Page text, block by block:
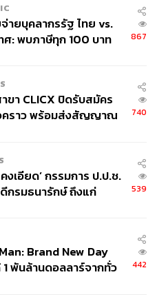
ายบุคลากรรัฐ ไทย vs.
ศ: พบภาษีทุก 100 บาท
867
ขา CLICX ปิดรับสมัคร
คราว พร้อมส่งสัญญาณ
740
งเอียด’ กรรมการ ป.ป.ช.
กรมธนารักษ์ ถึงแก่
539
Brand New Day
1 พันล้านดอลลาร์จากทั่ว
442